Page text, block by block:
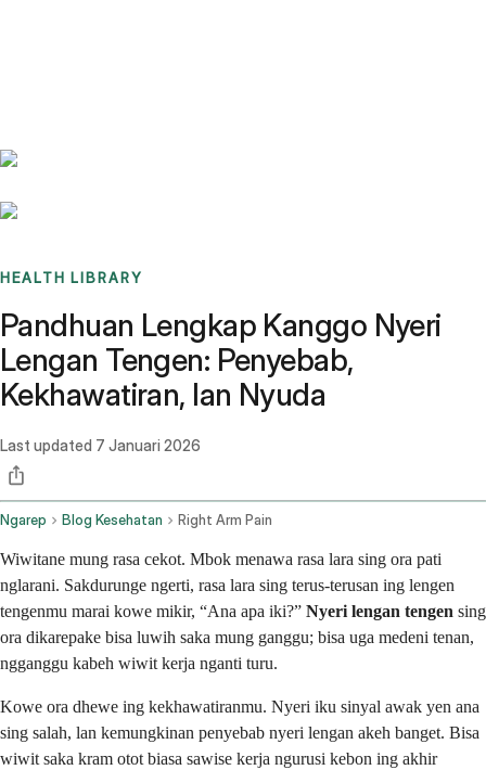
HEALTH LIBRARY
Pandhuan Lengkap Kanggo Nyeri
Lengan Tengen: Penyebab,
Kekhawatiran, lan Nyuda
Last updated 7 Januari 2026
Ngarep Blog Kesehatan Right Arm Pain
Wiwitane mung rasa cekot. Mbok menawa rasa lara sing ora pati
nglarani. Sakdurunge ngerti, rasa lara sing terus-terusan ing lengen
tengenmu marai kowe mikir, “Ana apa iki?” Nyeri lengan tengen sing
ora dikarepake bisa luwih saka mung ganggu; bisa uga medeni tenan,
ngganggu kabeh wiwit kerja nganti turu.
Kowe ora dhewe ing kekhawatiranmu. Nyeri iku sinyal awak yen ana
sing salah, lan kemungkinan penyebab nyeri lengan akeh banget. Bisa
wiwit saka kram otot biasa sawise kerja ngurusi kebon ing akhir